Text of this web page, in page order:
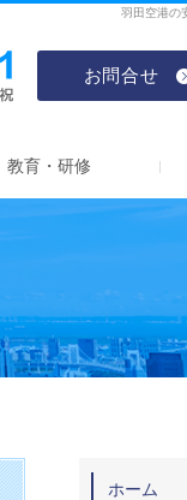
羽田空港の
ホーム
03-5757-
受付時間
お問合せ
教育・研修